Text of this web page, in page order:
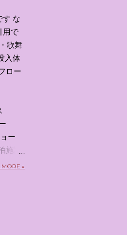
す な
用で
歌舞
入体
ロー
ー
設
する »